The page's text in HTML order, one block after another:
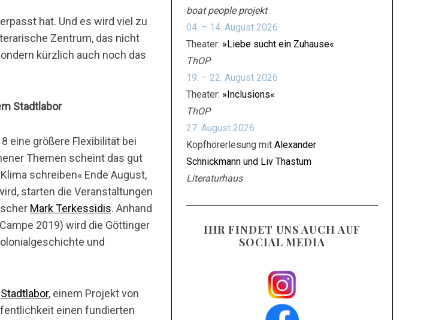
hat. Und es wird viel zu
Zentrum, das nicht
kürzlich auch noch das
Stadtlabor
eine größere Flexibilität bei
Themen scheint das gut
schreiben« Ende August,
starten die Veranstaltungen
Mark Terkessidis. Anhand
2019) wird die Göttinger
und
Stadtlabor, einem Projekt von
einen fundierten
boat people projekt
04. – 14. August 2026
Theater: »Liebe sucht ein Zuhause«
ThOP
19. – 22. August 2026
Theater: »Inclusions«
ThOP
27. August 2026
Kopfhörerlesung mit Alexander
Schnickmann und Liv Thastum
Literaturhaus
IHR FINDET UNS AUCH AUF
SOCIAL MEDIA